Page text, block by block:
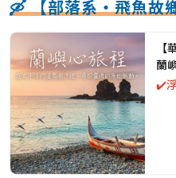
🛶 【部落系・飛魚故
【
蘭
✔️